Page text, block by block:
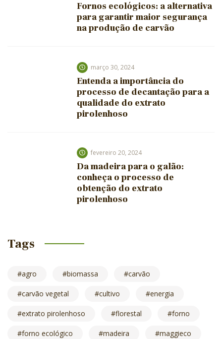
Fornos ecológicos: a alternativa
para garantir maior segurança
na produção de carvão
março 30, 2024
Entenda a importância do
processo de decantação para a
qualidade do extrato
pirolenhoso
fevereiro 20, 2024
Da madeira para o galão:
conheça o processo de
obtenção do extrato
pirolenhoso
Tags
agro biomassa carvão
carvão vegetal cultivo energia
extrato pirolenhoso florestal forno
forno ecológico madeira maggieco